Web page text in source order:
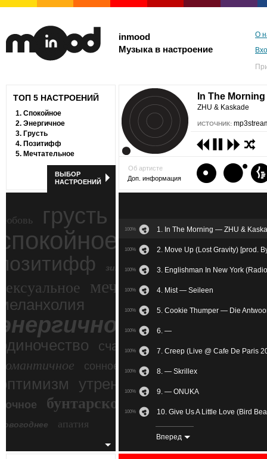
inmood
Музыка в настроение
О
ТОП 5 НАСТРОЕНИЙ
1. Спокойное
2. Энергичное
3. Грусть
4. Позитифф
5. Мечтательное
ВЫБОР
НАСТРОЕНИЙ
грусть
ностальгия
зимний экстрим
мечтательное
счастье
сонное
утреннее злость
бунтарское
беспокойное
апатия
In The
ZHU & Kaskade
ИСТОЧНИК:
Об артисте
Доп. информация
100% 1. In The Morning — ZHU &
100% 2. Move Up (Lost Gravity) [prod.
100% 3. Englishman In New York
100% 4. Mist — Seileen
100% 5. Cookie Thumper — Die
100% 6. —
100% 7. Creep (Live @ Cafe De Paris
100% 8. — Skrillex
100% 9. — ONUKA
100% 10. Give Us A Little Love (Bird
11. —
100% 12. The Calling (feat. Laura
Вперед